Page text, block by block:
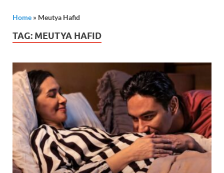
Home » Meutya Hafid
TAG: MEUTYA HAFID